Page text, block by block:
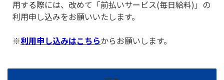
用する際には、改めて「前払いサービス(毎日給料)」の
利用申し込みをお願いいたします。
※利用申し込みはこちらからお願いします。